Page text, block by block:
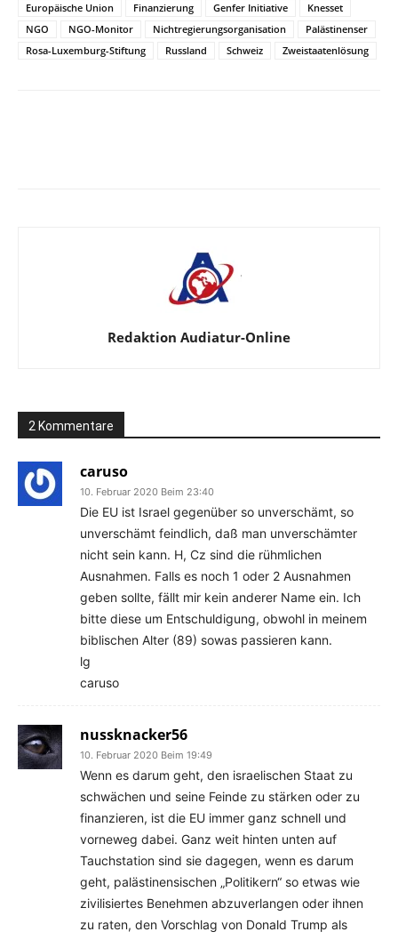
Europäische Union
Finanzierung Genfer Initiative
Knesset
NGO
NGO-Monitor Nichtregierungsorganisation
Palästinenser
Rosa-Luxemburg-Stiftung
Russland Schweiz Zweistaatenlösung
Redaktion Audiatur-Online
2 Kommentare
caruso
10. Februar 2020 Beim 23:40
Die EU ist Israel gegenüber so unverschämt, so
unverschämt feindlich, daß man unverschämter
nicht sein kann. H, Cz sind die rühmlichen
Ausnahmen. Falls es noch 1 oder 2 Ausnahmen
geben sollte, fällt mir kein anderer Name ein. Ich
bitte diese um Entschuldigung, obwohl in meinem
biblischen Alter (89) sowas passieren kann.
lg
caruso
nussknacker56
10. Februar 2020 Beim 19:49
Wenn es darum geht, den israelischen Staat zu
schwächen und seine Feinde zu stärken oder zu
finanzieren, ist die EU immer ganz schnell und
vorneweg dabei. Ganz weit hinten unten auf
Tauchstation sind sie dagegen, wenn es darum
geht, palästinensischen „Politikern“ so etwas wie
zivilisiertes Benehmen abzuverlangen oder ihnen
zu raten, den Vorschlag von Donald Trump als